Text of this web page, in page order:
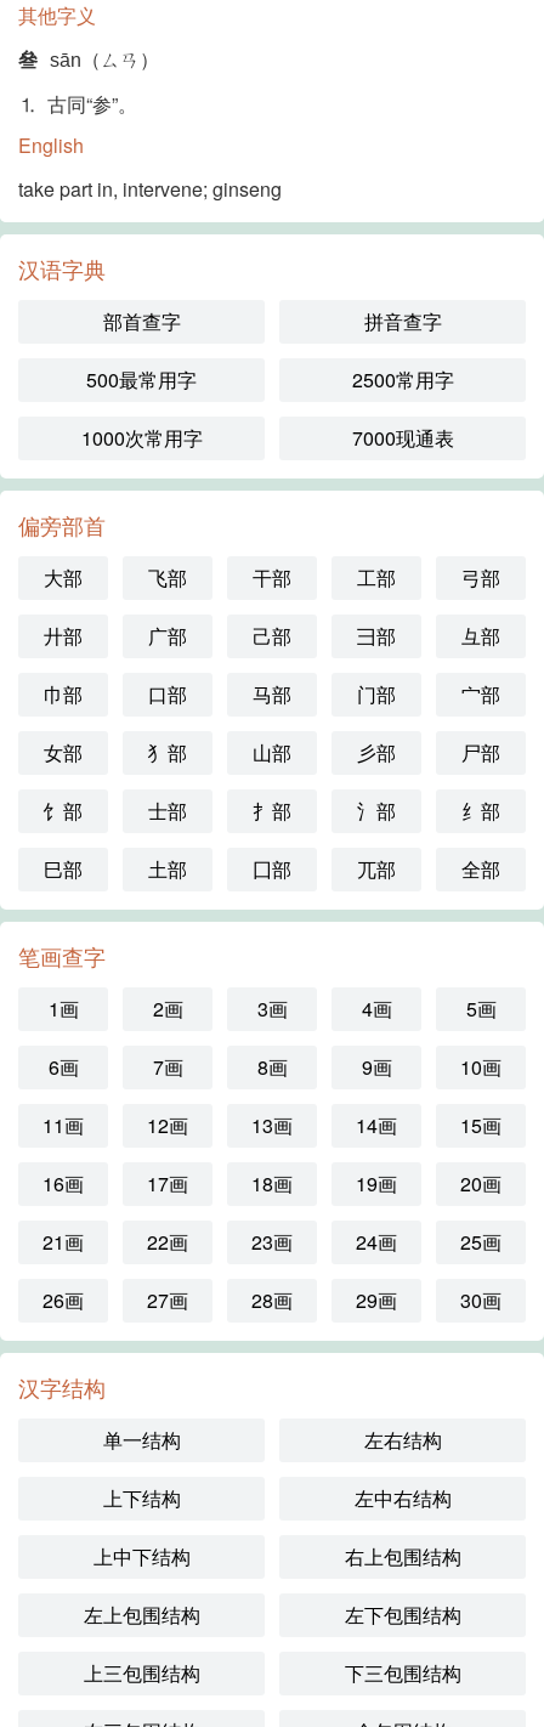
其他字义
叄 sān（ㄙㄢ）
⒈ 古同“参”。
English
take part in, intervene; ginseng
汉语字典
部首查字 拼音查字
500最常用字 2500常用字
1000次常用字 7000现通表
偏旁部首
大部 飞部 干部 工部 弓部
廾部 广部 己部 彐部 彑部
巾部 口部 马部 门部 宀部
女部 犭部 山部 彡部 尸部
饣部 士部 扌部 氵部 纟部
巳部 土部 囗部 兀部 全部
笔画查字
1画 2画 3画 4画 5画
6画 7画 8画 9画 10画
11画 12画 13画 14画 15画
16画 17画 18画 19画 20画
21画 22画 23画 24画 25画
26画 27画 28画 29画 30画
汉字结构
单一结构 左右结构
上下结构 左中右结构
上中下结构 右上包围结构
左上包围结构 左下包围结构
上三包围结构 下三包围结构